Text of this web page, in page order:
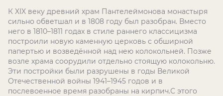
К XIX веку древний храм Пантелеймонова монастыря
сильно обветшал и в 1808 году был разобран. Вместо
него в 1810–1811 годах в стиле раннего классицизма
построили новую каменную церковь с обширной
папертью и возведённой над нею колокольней. Позже
возле храма соорудили отдельно стоящую колокольню.
Эти постройки были разрушены в годы Великой
Отечественной войны 1941–1945 годов и в
послевоенное время разобраны на кирпич.С этого